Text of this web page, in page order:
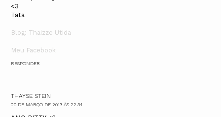
<3
Tata
Blog: Thaizze Utida
Meu Facebook
RESPONDER
THAYSE STEIN
20 DE MARÇO DE 2013 ÀS 22:34